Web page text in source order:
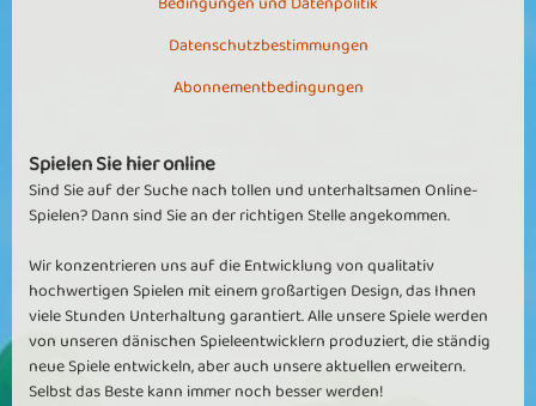
Datenschutzbestimmungen
Abonnementbedingungen
Spielen Sie hier online
Sind Sie auf der Suche nach tollen und unterhaltsamen Online-
Spielen? Dann sind Sie an der richtigen Stelle angekommen.
Wir konzentrieren uns auf die Entwicklung von qualitativ
hochwertigen Spielen mit einem großartigen Design, das Ihnen
viele Stunden Unterhaltung garantiert. Alle unsere Spiele werden
von unseren dänischen Spieleentwicklern produziert, die ständig
neue Spiele entwickeln, aber auch unsere aktuellen erweitern.
Selbst das Beste kann immer noch besser werden!